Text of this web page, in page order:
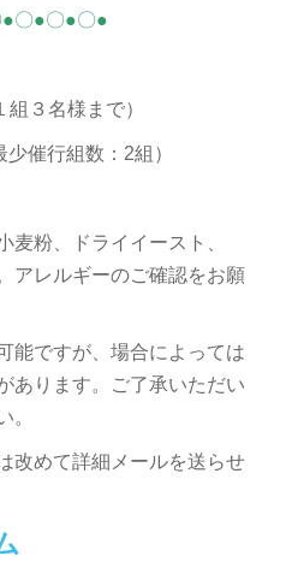
〇●〇●〇●
３名様まで）
催行組数：2組）
麦粉、ドライイースト、
アレルギーのご確認をお願
能ですが、場合によっては
あります。ご了承いただい
。
改めて詳細メールを送らせ